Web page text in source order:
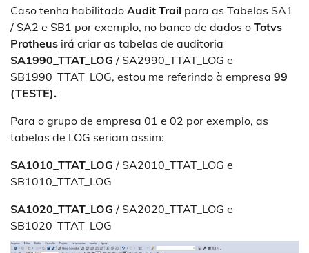
Caso tenha habilitado Audit Trail para as Tabelas SA1
/ SA2 e SB1 por exemplo, no banco de dados o Totvs
Protheus irá criar as tabelas de auditoria
SA1990_TTAT_LOG / SA2990_TTAT_LOG e
SB1990_TTAT_LOG, estou me referindo à empresa 99
(TESTE).
Para o grupo de empresa 01 e 02 por exemplo, as
tabelas de LOG seriam assim:
SA1010_TTAT_LOG / SA2010_TTAT_LOG e
SB1010_TTAT_LOG
SA1020_TTAT_LOG / SA2020_TTAT_LOG e
SB1020_TTAT_LOG